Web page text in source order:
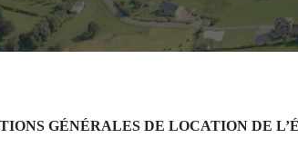
GÉNÉRALES DE LOCATION DE